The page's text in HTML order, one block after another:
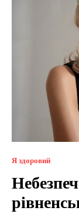
Я здоровий